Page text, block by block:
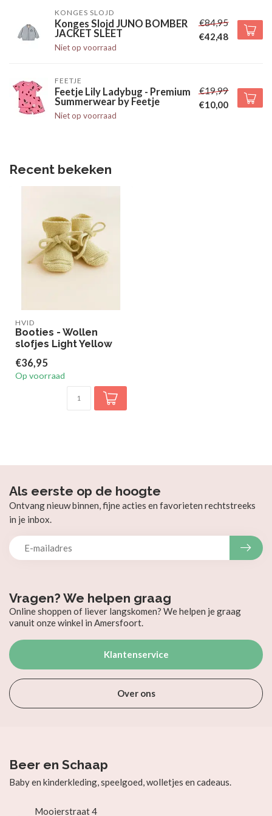
KONGES SLOJD
Konges Slojd JUNO BOMBER
JACKET SLEET
Niet op voorraad
€84,95
€42,48
FEETJE
Feetje Lily Ladybug - Premium
Summerwear by Feetje
Niet op voorraad
€19,99
€10,00
Recent bekeken
HVID
Booties - Wollen
slofjes Light Yellow
€36,95
Op voorraad
Vragen? We helpen graag
Online shoppen of liever langskomen? We helpen je graag
vanuit onze winkel in Amersfoort.
Klantenservice
Over ons
Als eerste op de hoogte
Ontvang nieuw binnen, fijne acties en favorieten rechtstreeks
in je inbox.
Beer en Schaap
Baby en kinderkleding, speelgoed, wolletjes en cadeaus.
Mooierstraat 4